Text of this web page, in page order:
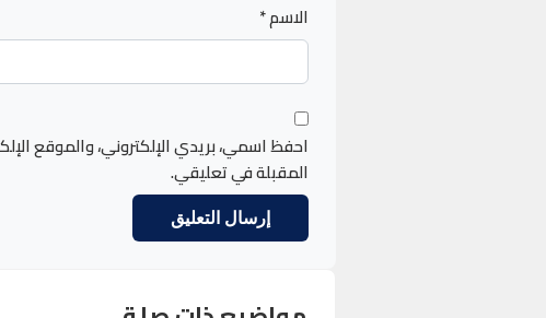
الاسم*
احفظ اسمي، بريدي الإلكتروني، والموقع
المقبلة في تعليقي.